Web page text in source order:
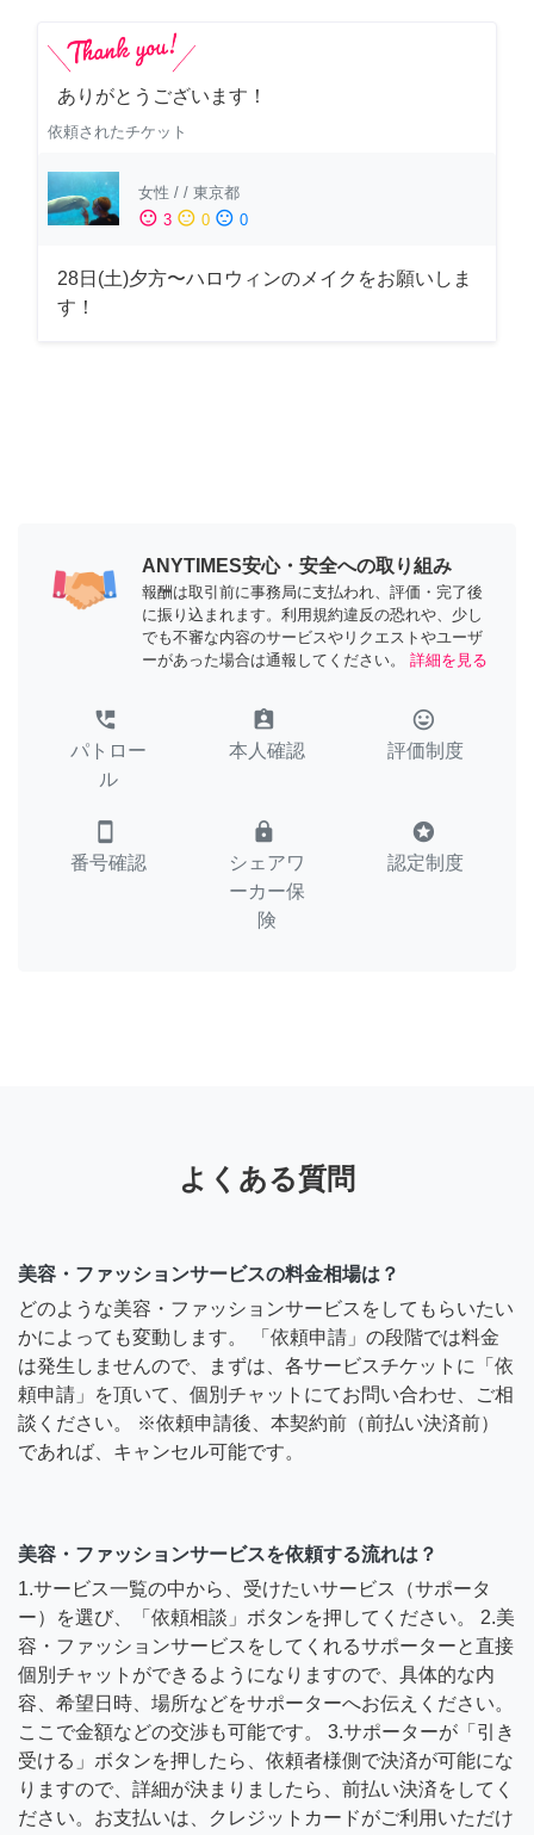
ありがとうございます！
依頼されたチケット
女性 / / 東京都
sentiment_satisfied 3 sentiment_neutral 0 sentiment_dissatisfied 0
28日(土)夕方〜ハロウィンのメイクをお願いしま
す！
ANYTIMES安心・安全への取り組み
報酬は取引前に事務局に支払われ、評価・完了後
に振り込まれます。利用規約違反の恐れや、少し
でも不審な内容のサービスやリクエストやユーザ
ーがあった場合は通報してください。
詳細を見る
perm_phone_msg
パトロー
ル
assignment_ind
本人確認
tag_faces
評価制度
smartphone
番号確認
lock
シェアワ
ーカー保
険
stars
認定制度
よくある質問
美容・ファッションサービスの料金相場は？
どのような美容・ファッションサービスをしてもらいたい
かによっても変動します。 「依頼申請」の段階では料金
は発生しませんので、まずは、各サービスチケットに「依
頼申請」を頂いて、個別チャットにてお問い合わせ、ご相
談ください。 ※依頼申請後、本契約前（前払い決済前）
であれば、キャンセル可能です。
美容・ファッションサービスを依頼する流れは？
1.サービス一覧の中から、受けたいサービス（サポータ
ー）を選び、「依頼相談」ボタンを押してください。 2.美
容・ファッションサービスをしてくれるサポーターと直接
個別チャットができるようになりますので、具体的な内
容、希望日時、場所などをサポーターへお伝えください。
ここで金額などの交渉も可能です。 3.サポーターが「引き
受ける」ボタンを押したら、依頼者様側で決済が可能にな
りますので、詳細が決まりましたら、前払い決済をしてく
ださい。お支払いは、クレジットカードがご利用いただけ